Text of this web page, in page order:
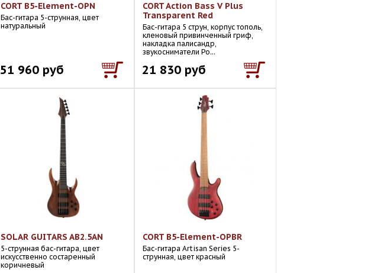
CORT B5-Element-OPN
Бас-гитара 5-струнная, цвет
натуральный
51 960 руб
CORT Action Bass V Plus
Transparent Red
Бас-гитара 5 струн, корпус тополь,
кленовый привинченный гриф,
накладка палисандр,
звукосниматели Po...
21 830 руб
SOLAR GUITARS AB2.5AN
5-струнная бас-гитара, цвет
искусственно состаренный
коричневый
CORT B5-Element-OPBR
Бас-гитара Artisan Series 5-
струнная, цвет красный